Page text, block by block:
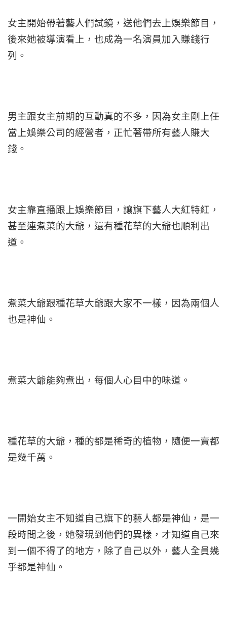
女主開始帶著藝人們試鏡，送他們去上娛樂節目，
後來她被導演看上，也成為一名演員加入賺錢行
列。
男主跟女主前期的互動真的不多，因為女主剛上任
當上娛樂公司的經營者，正忙著帶所有藝人賺大
錢。
女主靠直播跟上娛樂節目，讓旗下藝人大紅特紅，
甚至連煮菜的大爺，還有種花草的大爺也順利出
道。
煮菜大爺跟種花草大爺跟大家不一樣，因為兩個人
也是神仙。
煮菜大爺能夠煮出，每個人心目中的味道。
種花草的大爺，種的都是稀奇的植物，隨便一賣都
是幾千萬。
一開始女主不知道自己旗下的藝人都是神仙，是一
段時間之後，她發現到他們的異樣，才知道自己來
到一個不得了的地方，除了自己以外，藝人全員幾
乎都是神仙。